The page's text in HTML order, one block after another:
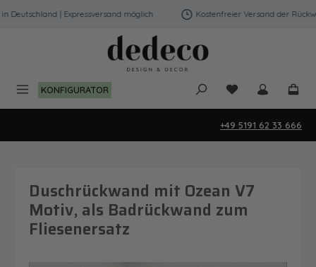
Zum Hauptinhalt springen
| Expressversand möglich Kostenfreier Versand der
KONFIGURATOR Du hast 0
+49 5191 62 33 666
Duschrückwand mit Ozean V7
Motiv, als Badrückwand zum
Fliesenersatz